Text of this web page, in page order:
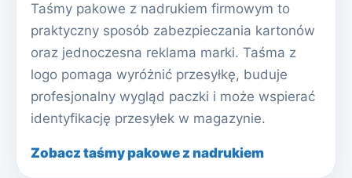
Taśmy pakowe z nadrukiem firmowym to
praktyczny sposób zabezpieczania kartonów
oraz jednoczesna reklama marki. Taśma z
logo pomaga wyróżnić przesyłkę, buduje
profesjonalny wygląd paczki i może wspierać
identyfikację przesyłek w magazynie.
Zobacz taśmy pakowe z nadrukiem